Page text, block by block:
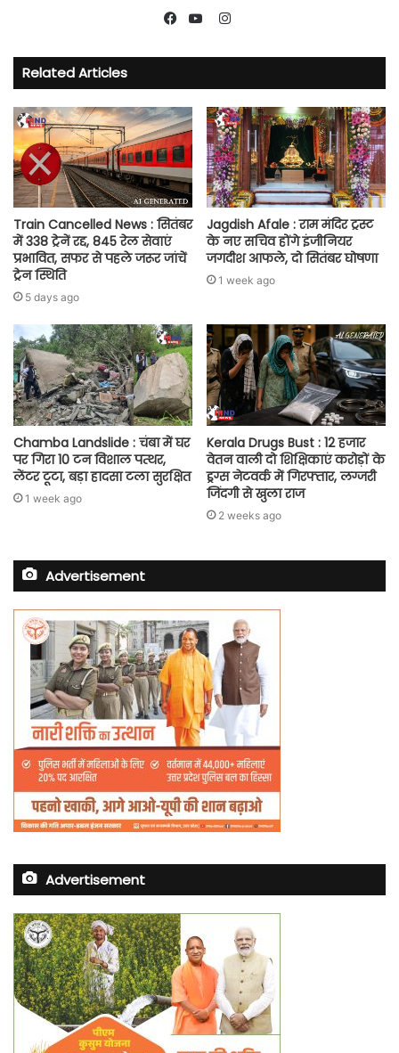
Instagram
Related Articles
Train Cancelled News : सितंबर
में 338 ट्रेनें रद्द, 845 रेल सेवाएं
प्रभावित, सफर से पहले जरूर जांचें
ट्रेन स्थिति
5 days ago
Jagdish Afale : राम मंदिर ट्रस्ट
के नए सचिव होंगे इंजीनियर
जगदीश आफले, दो सितंबर घोषणा
1 week ago
Chamba Landslide : चंबा में घर
पर गिरा 10 टन विशाल पत्थर,
लेंटर टूटा, बड़ा हादसा टला सुरक्षित
1 week ago
Kerala Drugs Bust : 12 हजार
वेतन वाली दो शिक्षिकाएं करोड़ों के
ड्रग्स नेटवर्क में गिरफ्तार, लग्जरी
जिंदगी से खुला राज
2 weeks ago
Advertisement
Advertisement